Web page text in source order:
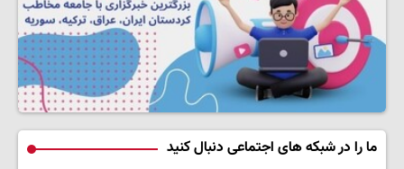
ما را در شبکه های اجتماعی دنبال کنید